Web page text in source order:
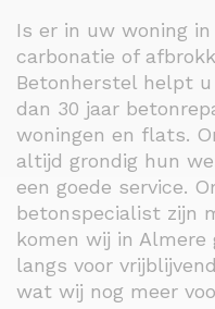
Is er in uw woning
carbonatie of
Betonherstel helpt u
dan 30 jaar
woningen en flats.
altijd grondig hun
een goede service.
betonspecialist zijn
komen wij in Almere
langs voor
wat wij nog meer